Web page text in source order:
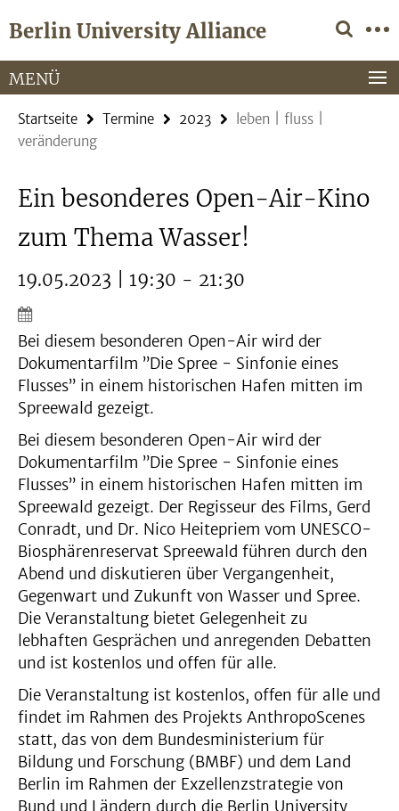
direkt
Inhalt
Berlin University Alliance
Service-
Navigation
MENÜ
Startseite Termine 2023
leben | fluss |
veränderung
Ein besonderes Open-Air-Kino
zum Thema Wasser!
19.05.2023 | 19:30 - 21:30
Bei diesem besonderen Open-Air wird der
Dokumentarfilm ”Die Spree - Sinfonie eines
Flusses” in einem historischen Hafen mitten im
Spreewald gezeigt.
Bei diesem besonderen Open-Air wird der
Dokumentarfilm ”Die Spree - Sinfonie eines
Flusses” in einem historischen Hafen mitten im
Spreewald gezeigt. Der Regisseur des Films, Gerd
Conradt, und Dr. Nico Heitepriem vom UNESCO-
Biosphärenreservat Spreewald führen durch den
Abend und diskutieren über Vergangenheit,
Gegenwart und Zukunft von Wasser und Spree.
Die Veranstaltung bietet Gelegenheit zu
lebhaften Gesprächen und anregenden Debatten
und ist kostenlos und offen für alle.
Die Veranstaltung ist kostenlos, offen für alle und
findet im Rahmen des Projekts AnthropoScenes
statt, das von dem Bundesministerium für
Bildung und Forschung (BMBF) und dem Land
Berlin im Rahmen der Exzellenzstrategie von
Bund und Ländern durch die Berlin University